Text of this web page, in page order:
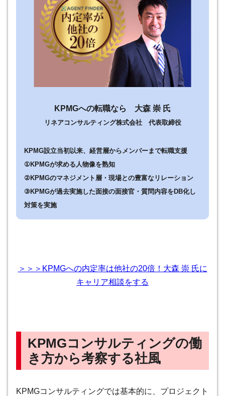
KPMGへの転職なら 大森 崇 氏
リネアコンサルティング株式会社 代表取締役
KPMG設立当初以来、経営層からメンバーまで転職支援
①KPMGが求める人物像を熟知
②KPMGのマネジメント層・現場との豊富なリレーション
③KPMGが過去実施した面接の面接官・質問内容をDB化し
対策を実施
＞＞＞ KPMGへの内定率は他社の20倍！大森 崇 氏に
キャリア相談をする
KPMGコンサルティングの働
き方から考察する社風
KPMGコンサルティングでは基本的に、プロジェクト